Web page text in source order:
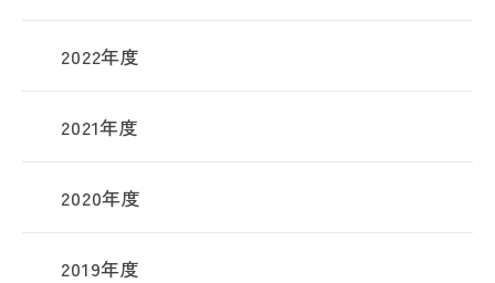
2022年度
2021年度
2020年度
2019年度